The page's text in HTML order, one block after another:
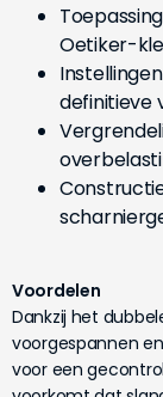
Oetiker-
definitieve
Voordelen
Dankzij het
voorgespannen
voor een